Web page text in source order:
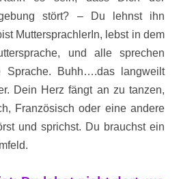
stört? – Du lehnst ihn
MuttersprachlerIn, lebst in dem
und alle sprechen
Sprache. Buhh….das langweilt
Dein Herz fängt an zu tanzen,
Französisch oder eine andere
und sprichst. Du brauchst ein